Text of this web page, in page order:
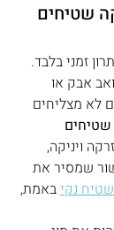
שטיחים
זמני בלבד.
אבק או
לא מצליחים
ויניקה,
שמסיר את
שטיח נקי באמת,